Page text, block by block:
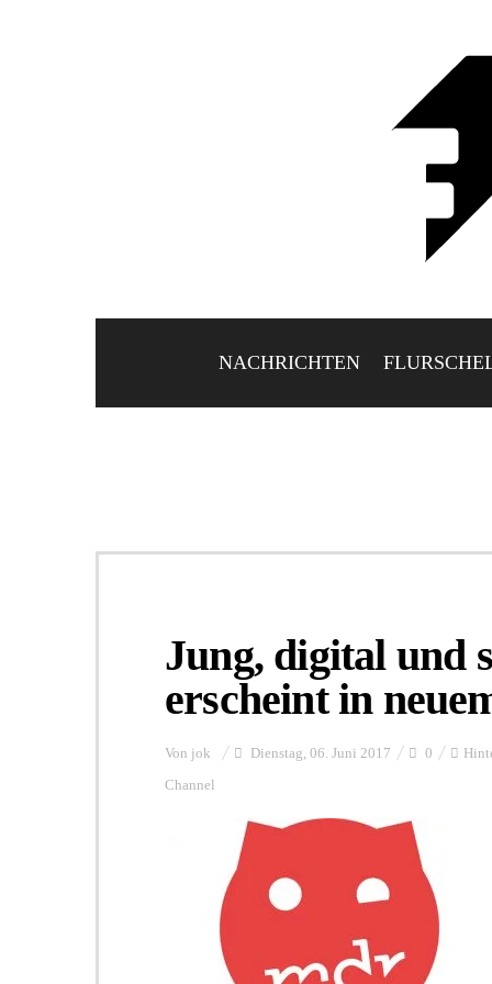
NACHRICHTEN
Jung, digital und
erscheint in
Von jok Dienstag, 06. Juni 2017 0
Channel